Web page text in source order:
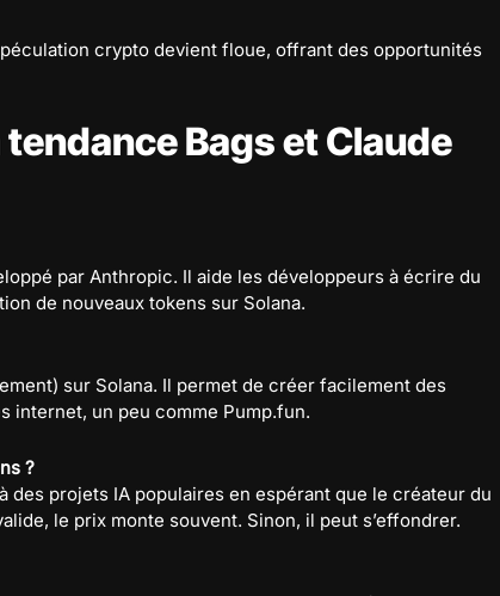
crypto devient floue, offrant des opportunités
Bags et Claude
par Anthropic. Il aide les développeurs à écrire du
de nouveaux tokens sur Solana.
sur Solana. Il permet de créer facilement des
internet, un peu comme Pump.fun.
?
des projets IA populaires en espérant que le créateur du
le prix monte souvent. Sinon, il peut s’effondrer.